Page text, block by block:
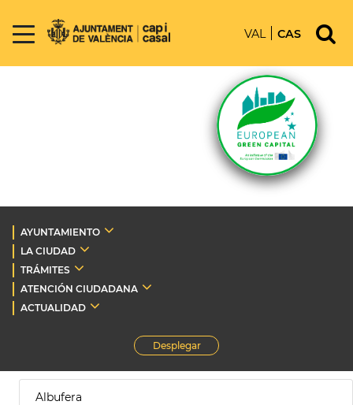
VAL CAS
AYUNTAMIENTO
LA CIUDAD
TRÁMITES
ATENCIÓN CIUDADANA
ACTUALIDAD
Desplegar
Albufera